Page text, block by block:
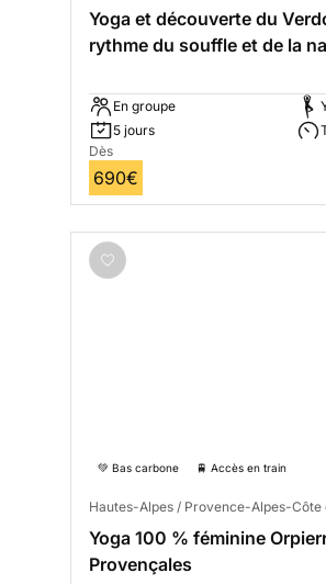
Yoga et découverte du
rythme du souffle et de la
En groupe
5 jours
Dès
690€
💚 Bas carbone 🚆 Accès en train
Hautes-Alpes / Provence-Alpes-Côte
Yoga 100 % féminine
Provençales